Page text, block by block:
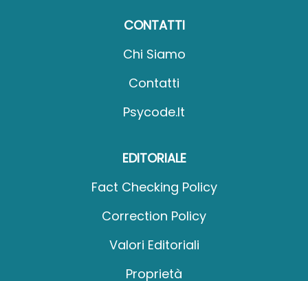
CONTATTI
Chi Siamo
Contatti
Psycode.it
EDITORIALE
Fact Checking Policy
Correction Policy
Valori Editoriali
Proprietà